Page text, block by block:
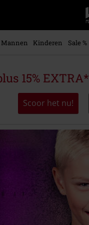
Mannen Kinderen Sale %
15% EXTRA*
Scoor het nu!